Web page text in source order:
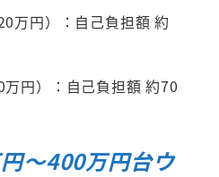
万円）：自己負担額 約
万円）：自己負担額 約70
～400万円台ウ